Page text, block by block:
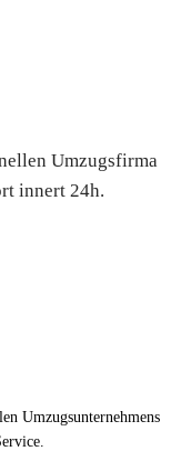
Umzugsfirma
innert 24h.
Umzugsunternehmens